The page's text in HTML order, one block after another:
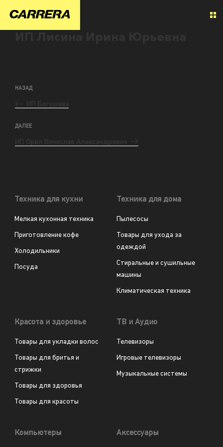
НАЗАД
ДАЛЕЕ
Техника для кухни
Мелкая кухонная техника
Приготовление кофе
Холодильники
Посуда
Техника для дома
Пылесосы
Товары для ухода за
одеждой
Стиральные и сушильные
машины
Климатическая техника
Красота и здоровье
Товары для укладки волос
Товары для бритья и
стрижки
Товары для здоровья
Товары для красоты
ТВ и Аудио
Телевизоры
Игровые телевизоры
Музыкальные системы
Компьютеры Аксессуары